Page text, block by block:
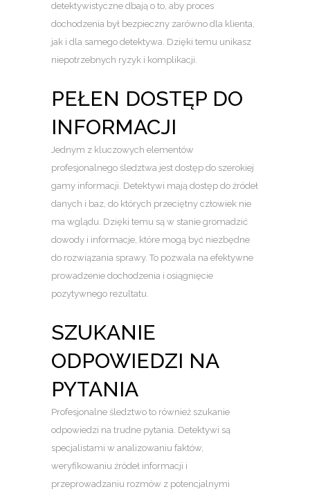
detektywistyczne dbają o to, aby proces
dochodzenia był bezpieczny zarówno dla klienta,
jak i dla samego detektywa. Dzięki temu unikasz
niepotrzebnych ryzyk i komplikacji.
PEŁEN DOSTĘP DO
INFORMACJI
Jednym z kluczowych elementów
profesjonalnego śledztwa jest dostęp do szerokiej
gamy informacji. Detektywi mają dostęp do źródeł
danych i baz, do których przeciętny człowiek nie
ma wglądu. Dzięki temu są w stanie gromadzić
dowody i informacje, które mogą być niezbędne
do rozwiązania sprawy. To pozwala na efektywne
prowadzenie dochodzenia i osiągnięcie
pozytywnego rezultatu.
SZUKANIE
ODPOWIEDZI NA
PYTANIA
Profesjonalne śledztwo to również szukanie
odpowiedzi na trudne pytania. Detektywi są
specjalistami w analizowaniu faktów,
weryfikowaniu źródeł informacji i
przeprowadzaniu rozmów z potencjalnymi